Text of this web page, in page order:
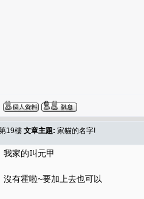
19樓 文章主題: 家貓的名字!
我家的叫元甲
沒有霍啦~要加上去也可以